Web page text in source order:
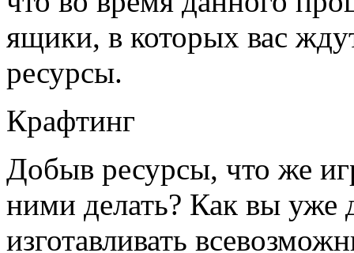
ящики, в которых вас
ресурсы.
Крафтинг
Добыв ресурсы, что же
ними делать? Как вы уже
изготавливать